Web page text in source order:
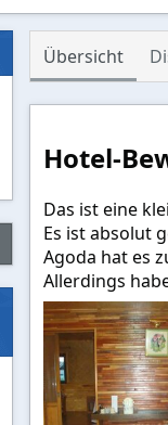
Übersicht
Hotel-
Das ist eine
Es ist absolut
Agoda hat es
Allerdings